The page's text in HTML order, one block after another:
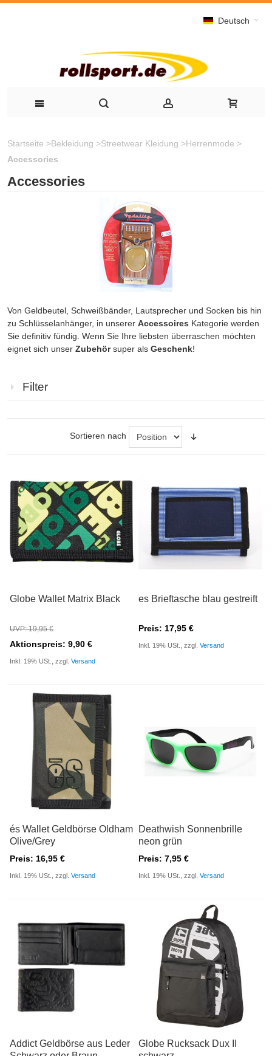
Deutsch
Startseite >Bekleidung >Streetwear Kleidung >Herrenmode >
Accessories
Accessories
Von Geldbeutel, Schweißbänder, Lautsprecher und Socken bis hin
zu Schlüsselanhänger, in unserer Accessoires Kategorie werden
Sie definitiv fündig. Wenn Sie Ihre liebsten überraschen möchten
eignet sich unser Zubehörsuper als Geschenk!
Filter
Sortieren nach
Globe Wallet Matrix Black
UVP: 19,95 €
Aktionspreis: 9,90 €
Inkl. 19% USt., zzgl.Versand
es Brieftasche blau gestreift
Preis: 17,95 €
Inkl. 19% USt., zzgl.Versand
és Wallet Geldbörse Oldham
Olive/Grey
Preis: 16,95 €
Inkl. 19% USt., zzgl.Versand
Deathwish Sonnenbrille
neon grün
Preis: 7,95 €
Inkl. 19% USt., zzgl.Versand
Addict Geldbörse aus Leder
Globe Rucksack Dux II